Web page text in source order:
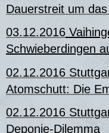
Dauerstreit um
03.12.2016
Schwieberdingen
02.12.2016
Atomschutt: Die
02.12.2016
Deponie-Dilemma